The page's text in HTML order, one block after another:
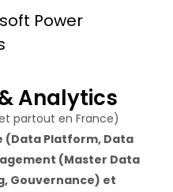
Power
Analytics
partout en France)
(Data Platform, Data
(Master Data
Gouvernance) et